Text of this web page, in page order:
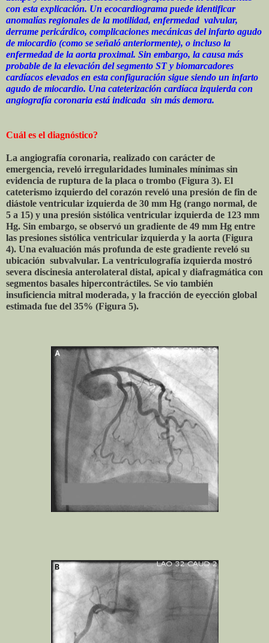
con esta explicación. Un ecocardiograma puede identificar
anomalías regionales de la motilidad, enfermedad valvular,
derrame pericárdico, complicaciones mecánicas del infarto agudo
de miocardio (como se señaló anteriormente), o incluso la
enfermedad de la aorta proximal. Sin embargo, la causa más
probable de la elevación del segmento ST y biomarcadores
cardíacos elevados en esta configuración sigue siendo un infarto
agudo de miocardio. Una cateterización cardíaca izquierda con
angiografía coronaria está indicada sin más demora.
Cuál es el diagnóstico?
La angiografía coronaria, realizado con carácter de
emergencia, reveló irregularidades luminales mínimas sin
evidencia de ruptura de la placa o trombo (Figura 3). El
cateterismo izquierdo del corazón reveló una presión de fin de
diástole ventricular izquierda de 30 mm Hg (rango normal, de
5 a 15) y una presión sistólica ventricular izquierda de 123 mm
Hg. Sin embargo, se observó un gradiente de 49 mm Hg entre
las presiones sistólica ventricular izquierda y la aorta (Figura
4). Una evaluación más profunda de este gradiente reveló su
ubicación subvalvular. La ventriculografía izquierda mostró
severa discinesia anterolateral distal, apical y diafragmática con
segmentos basales hipercontráctiles. Se vio también
insuficiencia mitral moderada, y la fracción de eyección global
estimada fue del 35% (Figura 5).